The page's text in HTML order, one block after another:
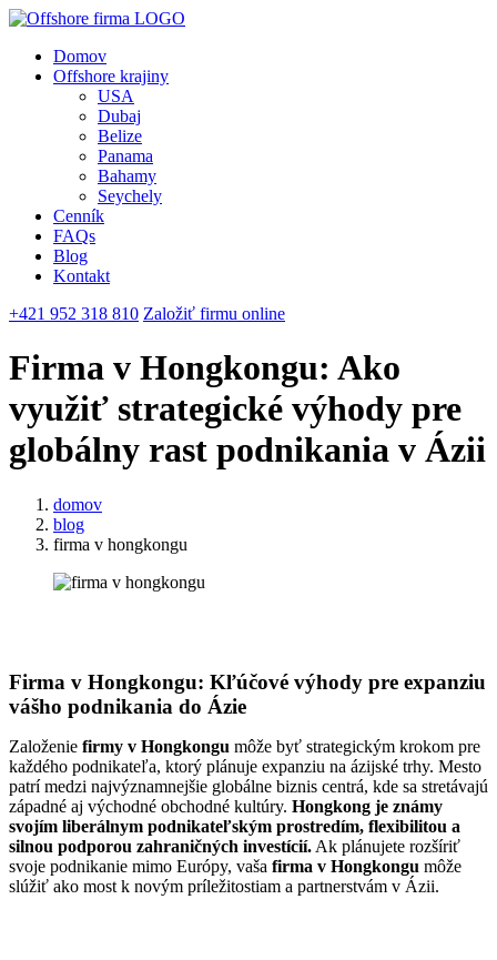
Domov
Offshore krajiny
USA
Dubaj
Belize
Panama
Bahamy
Seychely
Cenník
FAQs
Blog
Kontakt
+421 952 318 810 Založiť firmu online
Firma v Hongkongu: Ako
využiť strategické výhody pre
globálny rast podnikania v Ázii
domov
blog
firma v hongkongu
Firma v Hongkongu: Kľúčové výhody pre expanziu
vášho podnikania do Ázie
Založenie firmy v Hongkongu môže byť strategickým krokom pre
každého podnikateľa, ktorý plánuje expanziu na ázijské trhy. Mesto
patrí medzi najvýznamnejšie globálne biznis centrá, kde sa stretávajú
západné aj východné obchodné kultúry. Hongkong je známy
svojím liberálnym podnikateľským prostredím, flexibilitou a
silnou podporou zahraničných investícií. Ak plánujete rozšíriť
svoje podnikanie mimo Európy, vaša firma v Hongkongu môže
slúžiť ako most k novým príležitostiam a partnerstvám v Ázii.